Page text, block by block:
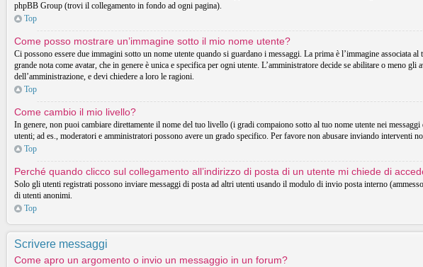
phpBB Group (trovi il collegamento in fondo ad ogni pagina).
Top
Come posso mostrare un’immagine sotto il mio nome utente?
Ci possono essere due immagini sotto un nome utente quando si guardano i messaggi. La prima è l’immagine
grande nota come avatar, che in genere è unica e specifica per ogni utente. L’amministratore decide se abilitare o meno
dell’amministrazione, e devi chiedere a loro le ragioni.
Top
Come cambio il mio livello?
In genere, non puoi cambiare direttamente il nome del tuo livello (i gradi compaiono sotto al tuo nome utente nei
utenti; ad es., moderatori e amministratori possono avere un grado specifico. Per favore non abusare inviando
Top
Perché quando clicco sul collegamento all’indirizzo di posta di un utente mi chiede di
Solo gli utenti registrati possono inviare messaggi di posta ad altri utenti usando il modulo di invio posta interno
di utenti anonimi.
Top
Scrivere messaggi
Come apro un argomento o invio un messaggio in un forum?